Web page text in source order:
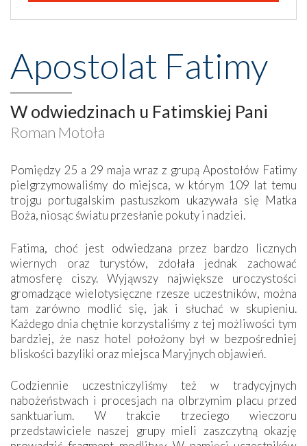
Apostolat Fatimy
W odwiedzinach u Fatimskiej Pani
Roman Motoła
Pomiędzy 25 a 29 maja wraz z grupą Apostołów Fatimy
pielgrzymowaliśmy do miejsca, w którym 109 lat temu
trojgu portugalskim pastuszkom ukazywała się Matka
Boża, niosąc światu przesłanie pokuty i nadziei.
Fatima, choć jest odwiedzana przez bardzo licznych
wiernych oraz turystów, zdołała jednak zachować
atmosferę ciszy. Wyjąwszy największe uroczystości
gromadzące wielotysięczne rzesze uczestników, można
tam zarówno modlić się, jak i słuchać w skupieniu.
Każdego dnia chętnie korzystaliśmy z tej możliwości tym
bardziej, że nasz hotel położony był w bezpośredniej
bliskości bazyliki oraz miejsca Maryjnych objawień.
Codziennie uczestniczyliśmy też w tradycyjnych
nabożeństwach i procesjach na olbrzymim placu przed
sanktuarium. W trakcie trzeciego wieczoru
przedstawiciele naszej grupy mieli zaszczytną okazję